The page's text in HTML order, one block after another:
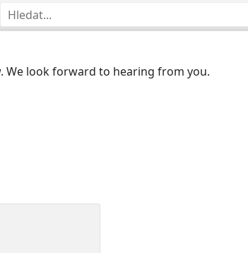
We look forward to hearing from you.